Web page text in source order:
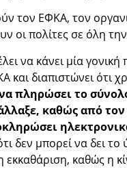
τον ΕΦΚΑ, τον
πολίτες σε όλη
να κάνει μία
και διαπιστώνει ότι
πληρώσει το
καθώς από
δεν μπορεί να δει
καθώς η